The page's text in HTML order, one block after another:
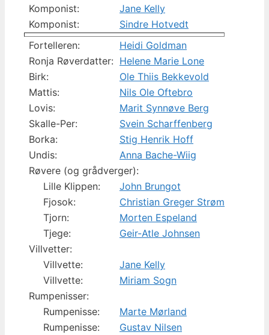
Komponist:
Jane Kelly
Komponist:
Sindre Hotvedt
Fortelleren:
Heidi Goldman
Ronja Røverdatter: Helene Marie Lone
Birk:
Ole Thiis Bekkevold
Mattis:
Nils Ole Oftebro
Lovis:
Marit Synnøve Berg
Skalle-Per:
Svein Scharffenberg
Borka:
Stig Henrik Hoff
Undis:
Anna Bache-Wiig
Røvere (og grådverger):
Lille Klippen:
John Brungot
Fjosok:
Christian Greger Strøm
Tjorn:
Morten Espeland
Tjege:
Geir-Atle Johnsen
Villvetter:
Villvette:
Jane Kelly
Villvette:
Miriam Sogn
Rumpenisser:
Rumpenisse:
Marte Mørland
Rumpenisse:
Gustav Nilsen